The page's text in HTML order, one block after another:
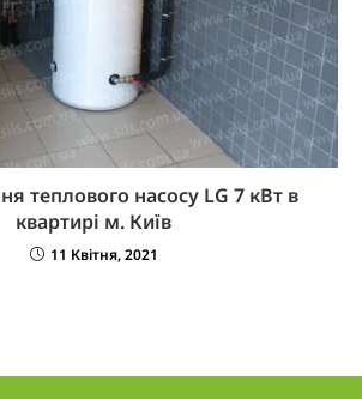
теплового насосу LG 7 кВт в
квартирі м. Київ
11 Квітня, 2021